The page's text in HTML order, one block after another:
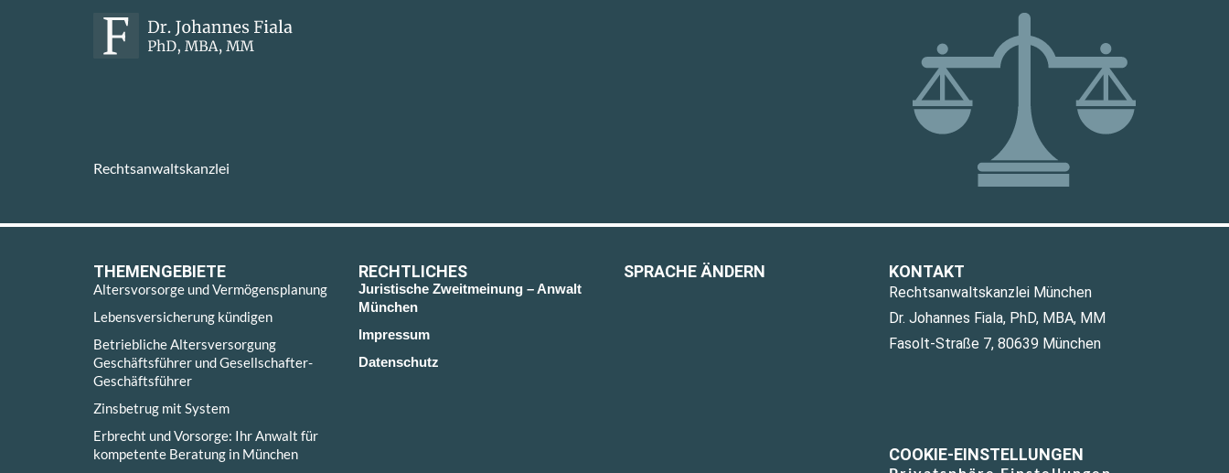
Rechtsanwaltskanzlei
THEMENGEBIETE
Altersvorsorge und Vermögensplanung
Lebensversicherung kündigen
Betriebliche Altersversorgung
Geschäftsführer und Gesellschafter-
Geschäftsführer
Zinsbetrug mit System
Erbrecht und Vorsorge: Ihr Anwalt für
kompetente Beratung in München
RECHTLICHES
Juristische Zweitmeinung – Anwalt
München
Impressum
Datenschutz
SPRACHE ÄNDERN KONTAKT
Rechtsanwaltskanzlei München
Dr. Johannes Fiala, PhD, MBA, MM
Fasolt-Straße 7, 80639 München
COOKIE-EINSTELLUNGEN